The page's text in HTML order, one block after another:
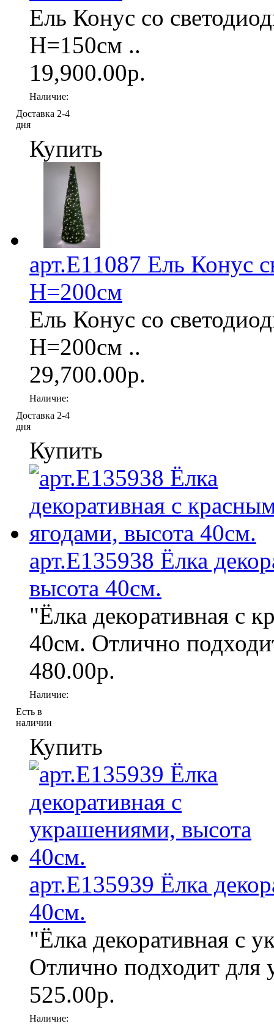
Ель Конус со
H=150см ..
19,900.00р.
Наличие:
Доставка 2-4
дня
Купить
арт.Е11087 Ель Конус
H=200см
Ель Конус со
H=200см ..
29,700.00р.
Наличие:
Доставка 2-4
дня
Купить
арт.Е135938 Ёлка
высота 40см.
"Ёлка декоративная с
40см. Отлично
480.00р.
Наличие:
Есть в
наличии
Купить
арт.Е135939 Ёлка
40см.
"Ёлка декоративная с
Отлично подходит для
525.00р.
Наличие: